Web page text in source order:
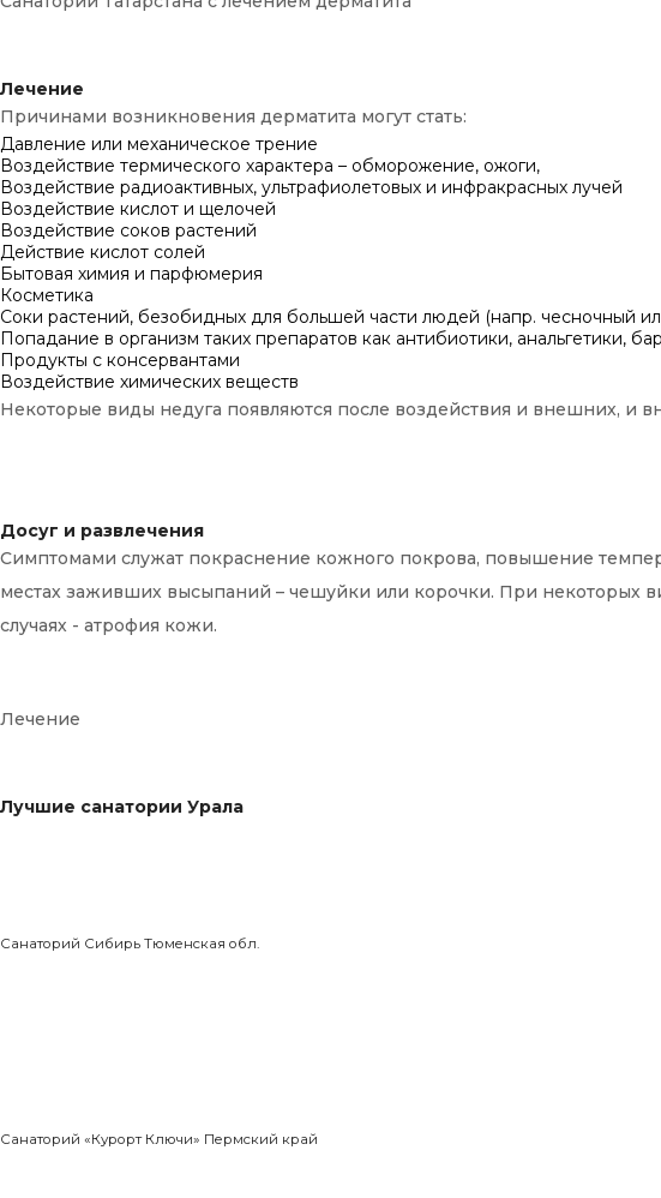
Лечение
Причинами возникновения дерматита могут стать:
Давление или механическое трение
Воздействие термического характера – обморожение, ожоги,
Воздействие радиоактивных, ультрафиолетовых и инфракрасных лучей
Воздействие кислот и щелочей
Воздействие соков растений
Действие кислот солей
Бытовая химия и парфюмерия
Косметика
Соки растений, безобидных для большей части людей (напр. чесночный
Попадание в организм таких препаратов как антибиотики, анальгетики,
Продукты с консервантами
Воздействие химических веществ
Некоторые виды недуга появляются после воздействия и внешних, и
Досуг и развлечения
Симптомами служат покраснение кожного покрова, повышение
местах заживших высыпаний – чешуйки или корочки. При некоторых
случаях - атрофия кожи.
Лечение
Лучшие санатории Урала
Санаторий Сибирь Тюменская обл.
Санаторий «Курорт Ключи» Пермский край